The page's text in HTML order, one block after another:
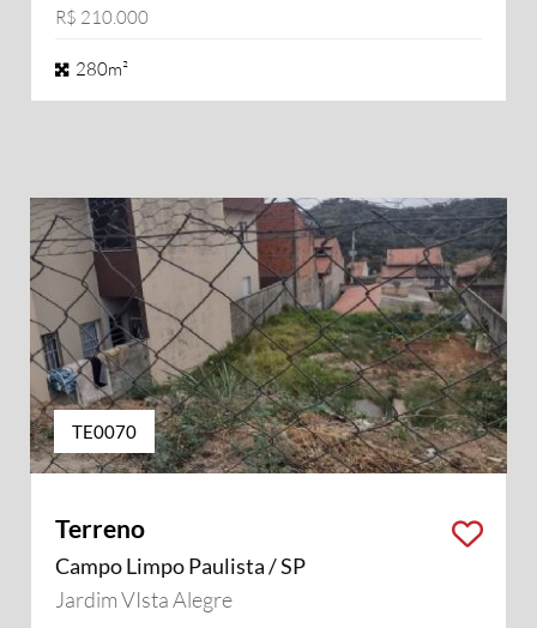
R$ 210.000
280m²
TE0070
Terreno
Campo Limpo Paulista / SP
Jardim VIsta Alegre